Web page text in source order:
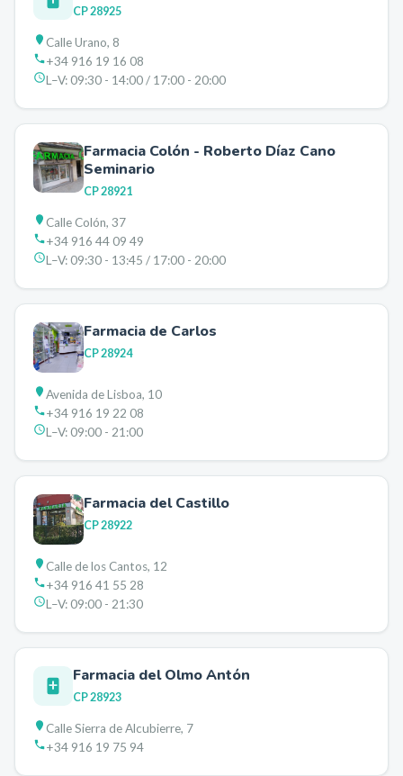
CP28925
Calle Urano, 8
+34 916 19 16 08
L–V:09:30 - 14:00 / 17:00 - 20:00
Farmacia Colón - Roberto Díaz Cano
Seminario
CP28921
Calle Colón, 37
+34 916 44 09 49
L–V:09:30 - 13:45 / 17:00 - 20:00
Farmacia de Carlos
CP28924
Avenida de Lisboa, 10
+34 916 19 22 08
L–V:09:00 - 21:00
Farmacia del Castillo
CP28922
Calle de los Cantos, 12
+34 916 41 55 28
L–V:09:00 - 21:30
Farmacia del Olmo Antón
CP28923
Calle Sierra de Alcubierre, 7
+34 916 19 75 94